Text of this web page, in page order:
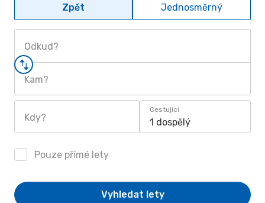
Zpět Jednosměrný
Odkud?
Kam?
Kdy?
Cestující
1 dospělý
Pouze přímé lety
Vyhledat lety